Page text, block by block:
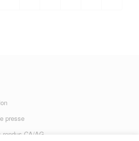
presse
rendus CA/AG